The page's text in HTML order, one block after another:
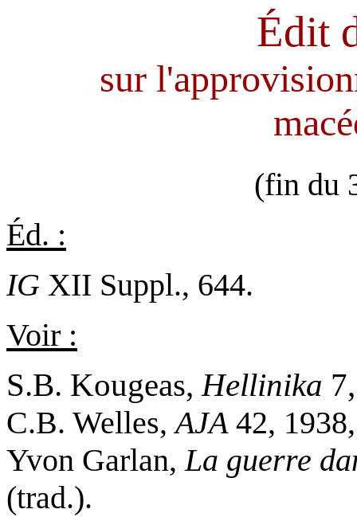
Édit
sur
(fin du
Éd. :
IG XII Suppl., 644.
Voir :
S.B. Kougeas,Hellinika
C.B. Welles,AJA42,
Yvon Garlan,La guerre
(trad.).